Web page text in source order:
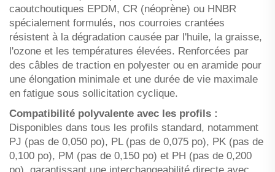
caoutchoutiques EPDM, CR (néoprène) ou HNBR
spécialement formulés, nos courroies crantées
résistent à la dégradation causée par l'huile, la graisse,
l'ozone et les températures élevées. Renforcées par
des câbles de traction en polyester ou en aramide pour
une élongation minimale et une durée de vie maximale
en fatigue sous sollicitation cyclique.
Compatibilité polyvalente avec les profils :
Disponibles dans tous les profils standard, notamment
PJ (pas de 0,050 po), PL (pas de 0,075 po), PK (pas de
0,100 po), PM (pas de 0,150 po) et PH (pas de 0,200